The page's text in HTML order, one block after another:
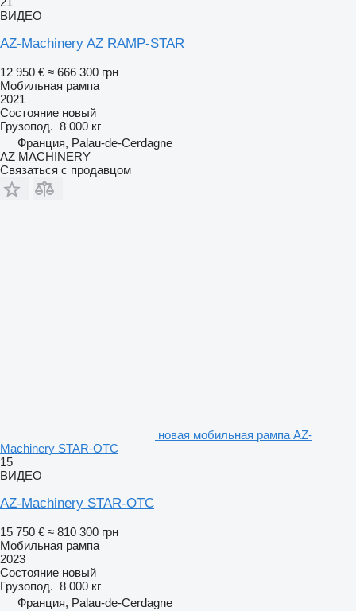
ВИДЕО
AZ-Machinery AZ RAMP-STAR
12 950 € ≈ 666 300 грн
Мобильная рампа
2021
Состояние новый
Грузопод. 8 000 кг
Франция, Palau-de-Cerdagne
AZ MACHINERY
Связаться с продавцом
новая мобильная рампа AZ-
Machinery STAR-OTC
15
ВИДЕО
AZ-Machinery STAR-OTC
15 750 € ≈ 810 300 грн
Мобильная рампа
2023
Состояние новый
Грузопод. 8 000 кг
Франция, Palau-de-Cerdagne